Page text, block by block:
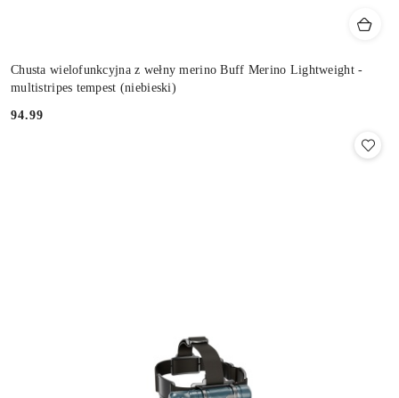
Chusta wielofunkcyjna z wełny merino Buff Merino Lightweight -
multistripes tempest (niebieski)
Cena:
94.99